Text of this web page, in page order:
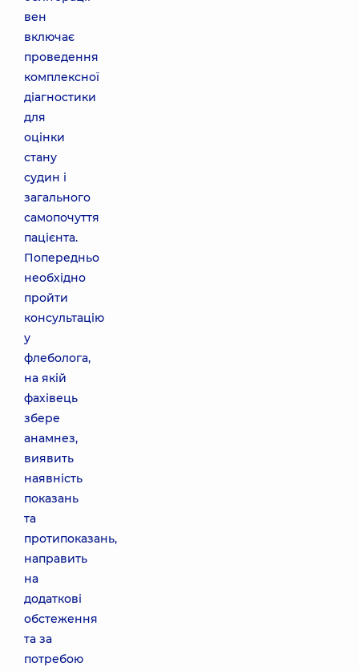
вен
включає
проведення
комплексної
діагностики
для
оцінки
стану
судин і
загального
самопочуття
пацієнта.
Попередньо
необхідно
пройти
консультацію
у
флеболога,
на якій
фахівець
збере
анамнез,
виявить
наявність
показань
та
протипоказань,
направить
на
додаткові
обстеження
та за
потребою